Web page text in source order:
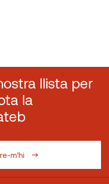
llista per
la
m'hi